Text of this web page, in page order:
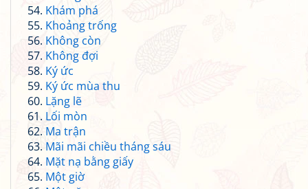
Khám phá
Khoảng trống
Không còn
Không đợi
Ký ức
Ký ức mùa thu
Lặng lẽ
Lối mòn
Ma trận
Mãi mãi chiều tháng sáu
Mặt nạ bằng giấy
Một giờ